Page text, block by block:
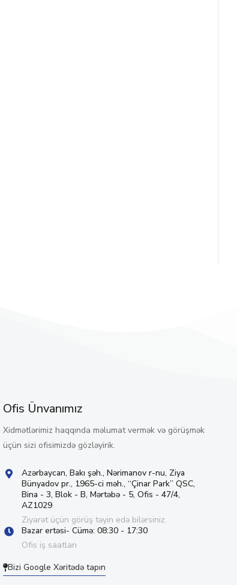
Ofis Ünvanımız
Xidmətlərimiz haqqında məlumat vermək və görüşmək
üçün sizi ofisimizdə gözləyirik.
Azərbaycan, Bakı şəh., Nərimanov r-nu, Ziya
Bünyadov pr., 1965-ci məh., “Çinar Park” QSC,
Bina - 3, Blok - B, Mərtəbə - 5, Ofis - 47/4,
AZ1029
Ziyarət üçün görüş təyin edə bilərsiniz.
Bazar ertəsi- Cümə: 08:30 - 17:30
Ofis iş saatları
Bizi Google Xəritədə tapın